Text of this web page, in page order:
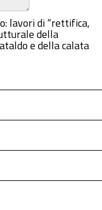
lavori di “rettifica,
della
e della calata